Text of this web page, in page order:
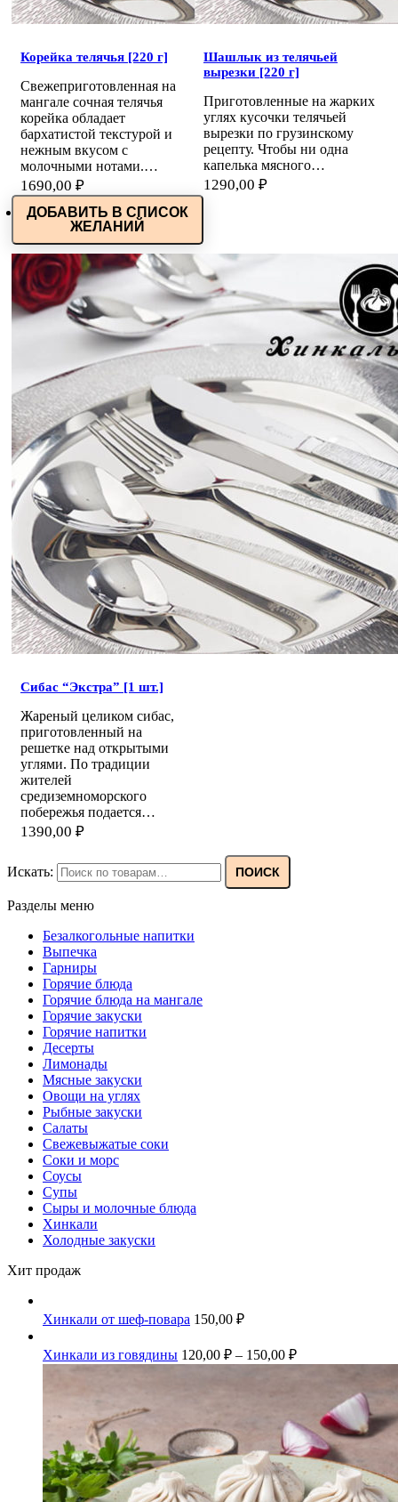
Корейка телячья [220 г]
Свежеприготовленная на
мангале сочная телячья
корейка обладает
бархатистой текстурой и
нежным вкусом с
молочными нотами.…
1690,00 ₽
Шашлык из телячьей
вырезки [220 г]
Приготовленные на жарких
углях кусочки телячьей
вырезки по грузинскому
рецепту. Чтобы ни одна
капелька мясного…
1290,00 ₽
ДОБАВИТЬ В СПИСОК
ЖЕЛАНИЙ
Сибас “Экстра” [1 шт.]
Жареный целиком сибас,
приготовленный на
решетке над открытыми
углями. По традиции
жителей
средиземноморского
побережья подается…
1390,00 ₽
Искать: ПОИСК
Разделы меню
Безалкогольные напитки
Выпечка
Гарниры
Горячие блюда
Горячие блюда на мангале
Горячие закуски
Горячие напитки
Десерты
Лимонады
Мясные закуски
Овощи на углях
Рыбные закуски
Салаты
Свежевыжатые соки
Соки и морс
Соусы
Супы
Сыры и молочные блюда
Хинкали
Холодные закуски
Хит продаж
Хинкали от шеф-повара 150,00 ₽
Хинкали из говядины 120,00 ₽ – 150,00 ₽